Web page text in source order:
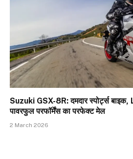
Suzuki GSX-8R: दमदार स्पोर्ट्स
पावरफुल परफॉर्मेंस का परफेक्ट मेल
2 March 2026